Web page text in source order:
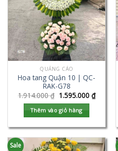
QUẢNG CÁO
Hoa tang Quận 10 | QC-
RAK-G78
1.914.000₫ 1.595.000 ₫
Thêm vào giỏ hàng
Sale